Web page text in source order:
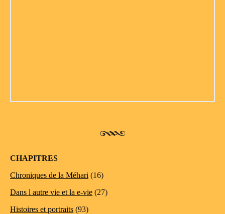
CHAPITRES
Chroniques de la Méhari (16)
Dans l autre vie et la e-vie (27)
Histoires et portraits (93)